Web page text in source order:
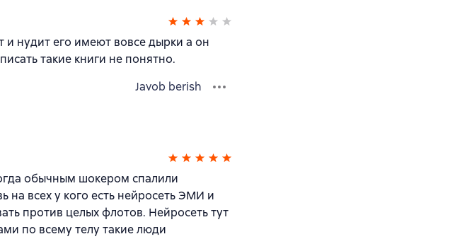
и нудит его имеют вовсе дырки а он
такие книги не понятно.
Javob berish
обычным шокером спалили
на всех у кого есть нейросеть ЭМИ и
против целых флотов. Нейросеть тут
по всему телу такие люди